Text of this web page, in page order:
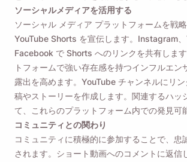
ソーシャルメディアを活用する
ソーシャル メディア プラットフォームを戦略
YouTube Shorts を宣伝します。Instagram、
Facebook で Shorts へのリンクを共有しま
トフォームで強い存在感を持つインフルエン
露出を高めます。YouTube チャンネルにリ
稿やストーリーを作成します。関連するハッ
て、これらのプラットフォーム内での発見可
コミュニティとの関わり
コミュニティに積極的に参加することで、忠
されます。ショート動画へのコメントに返信